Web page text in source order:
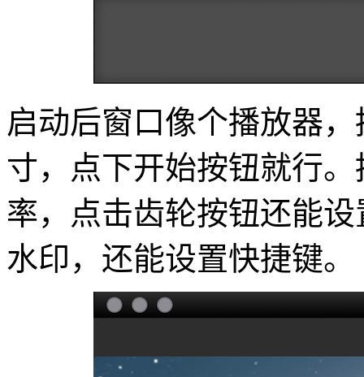
启动后窗口像个播放器
寸，点下开始按钮就行
率，点击齿轮按钮还能
水印，还能设置快捷键。